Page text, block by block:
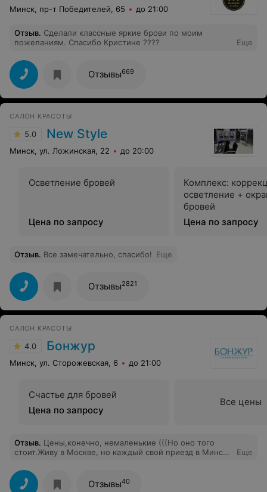
Минск, пр-т Победителей, 65 до 21:00
Отзыв. Сделали классные яркие брови по моим
пожеланиям. Спасибо Кристине ????
Еще
Отзывы669
САЛОН КРАСОТЫ
5.0 New Style
Минск, ул. Ложинская, 22 до 20:00
Осветление бровей
Цена по запросу
Комплекс:
осветление +
бровей
Цена по запросу
Отзыв. Все замечательно, спасибо! Еще
Отзывы2821
САЛОН КРАСОТЫ
4.0 Бонжур
Минск, ул. Сторожевская, 6 до 21:00
Счастье для бровей
Цена по запросу
Все цены
Отзыв. Цены,конечно, немаленькие (((Но оно того
стоит.Живу в Москве, но каждый свой приезд в Минск
Бонжур.Имя мастера называть не буду из эгоистичных
соображений ))),но она-богиня!!!!И кофе вкусный,
Еще
Отзывы40